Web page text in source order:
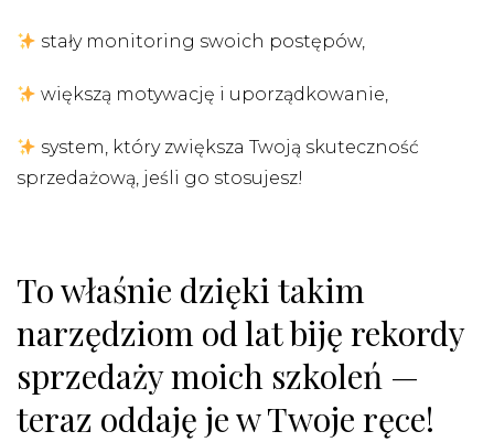
stały monitoring swoich postępów,
większą motywację i uporządkowanie,
system, który zwiększa Twoją skuteczność
sprzedażową, jeśli go stosujesz!
To właśnie dzięki takim
narzędziom od lat biję rekordy
sprzedaży moich szkoleń —
teraz oddaję je w Twoje ręce!